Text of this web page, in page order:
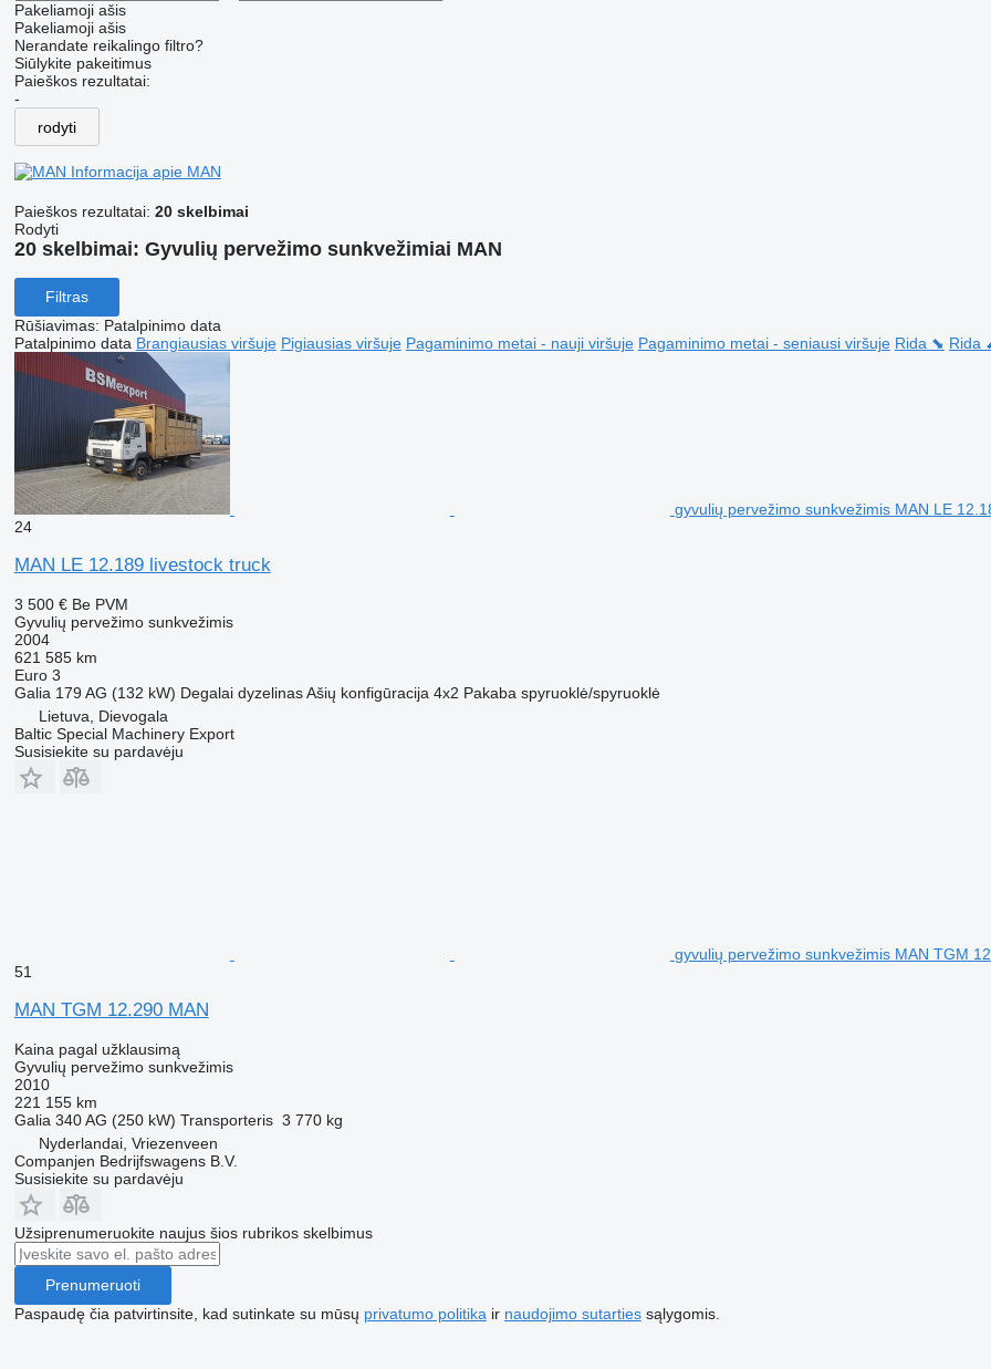
Pakeliamoji ašis
Pakeliamoji ašis
Nerandate reikalingo filtro?
Siūlykite pakeitimus
Paieškos rezultatai:
-
rodyti
Informacija apie MAN
Paieškos rezultatai: 20 skelbimai
Rodyti
20 skelbimai: Gyvulių pervežimo sunkvežimiai MAN
Filtras
Rūšiavimas: Patalpinimo data
Patalpinimo data Brangiausias viršuje Pigiausias viršuje Pagaminimo metai - nauji viršuje Pagaminimo metai - seniausi viršuje Rida ⬊ Rida
gyvulių pervežimo sunkvežimis MAN LE
24
MAN LE 12.189 livestock truck
3 500 € Be PVM
Gyvulių pervežimo sunkvežimis
2004
621 585 km
Euro 3
Galia 179 AG (132 kW) Degalai dyzelinas Ašių konfigūracija 4x2 Pakaba spyruoklė/spyruoklė
Lietuva, Dievogala
Baltic Special Machinery Export
Susisiekite su pardavėju
gyvulių pervežimo sunkvežimis MAN TGM
51
MAN TGM 12.290 MAN
Kaina pagal užklausimą
Gyvulių pervežimo sunkvežimis
2010
221 155 km
Galia 340 AG (250 kW) Transporteris 3 770 kg
Nyderlandai, Vriezenveen
Companjen Bedrijfswagens B.V.
Susisiekite su pardavėju
Užsiprenumeruokite naujus šios rubrikos skelbimus
Prenumeruoti
Paspaudę čia patvirtinsite, kad sutinkate su mūsų privatumo politika ir naudojimo sutartiessąlygomis.